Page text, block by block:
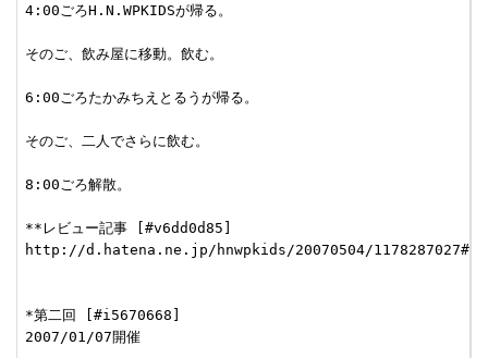
4:00ごろH.N.WPKIDSが帰る。
そのご、飲み屋に移動。飲む。
6:00ごろたかみちえとるうが帰る。
そのご、二人でさらに飲む。
8:00ごろ解散。
**レビュー記事 [#v6dd0d85]
http://d.hatena.ne.jp/hnwpkids/20070504/
*第二回 [#i5670668]
2007/01/07開催